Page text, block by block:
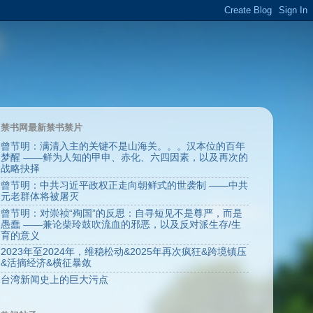
禁书网最新禁书禁片
曾节明：满清入主的关键不是山海关。。。汉本位的百年
梦醒 ——鲜为人知的甲申、赤化、六四因素，以及再次的
战略抉择
曾节明：中共习近平政权正走向朝鲜式的世袭制 ——中共
元老群体将被屠灭
曾节明：对崇祯“殉国”的反思：自寻短见不是尊严，而是
愚蠢 ——兼论柴玲鼓吹流血的邪恶，以及反对派生存/生
育的意义
2023年至2024年，维稳松动&2025年再次疯狂&跨境镇压
&活摘经济&横征暴敛
台湾新闻史上的巨大污点